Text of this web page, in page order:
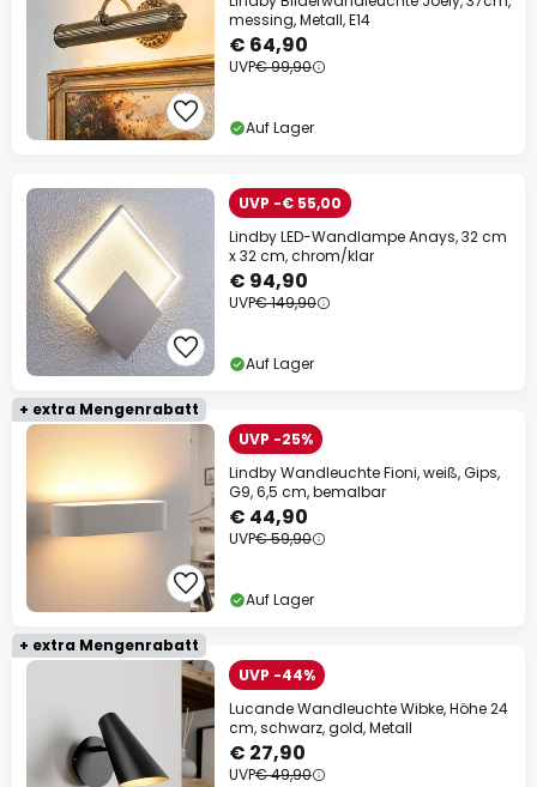
messing, Metall, E14
€ 64,90
UVP€ 99,90
Auf Lager
UVP -€ 55,00
Lindby LED-Wandlampe Anays, 32 cm
x 32 cm, chrom/klar
€ 94,90
UVP€ 149,90
Auf Lager
+ extra Mengenrabatt
UVP -25%
Lindby Wandleuchte Fioni, weiß, Gips,
G9, 6,5 cm, bemalbar
€ 44,90
UVP€ 59,90
Auf Lager
+ extra Mengenrabatt
UVP -44%
Lucande Wandleuchte Wibke, Höhe 24
cm, schwarz, gold, Metall
€ 27,90
UVP€ 49,90